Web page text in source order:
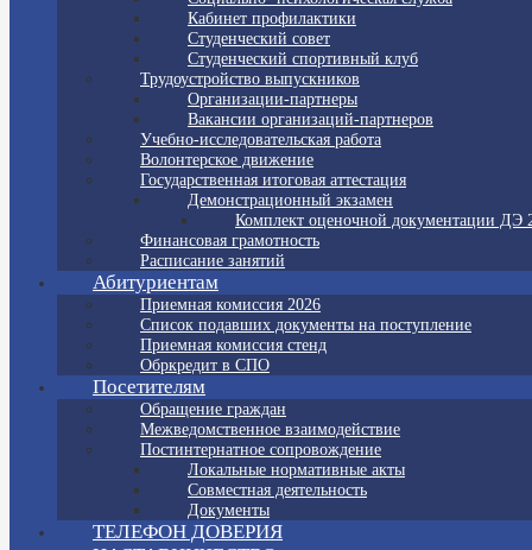
Кабинет профилактики
Студенческий совет
Студенческий спортивный клуб
Трудоустройство выпускников
Организации-партнеры
Вакансии организаций-партнеров
Учебно-исследовательская работа
Волонтерское движение
Государственная итоговая аттестация
Демонстрационный экзамен
Комплект оценочной документации ДЭ
Финансовая грамотность
Расписание занятий
Абитуриентам
Приемная комиссия 2026
Список подавших документы на поступление
Приемная комиссия стенд
Обркредит в СПО
Посетителям
Обращение граждан
Межведомственное взаимодействие
Постинтернатное сопровождение
Локальные нормативные акты
Совместная деятельность
Документы
ТЕЛЕФОН ДОВЕРИЯ